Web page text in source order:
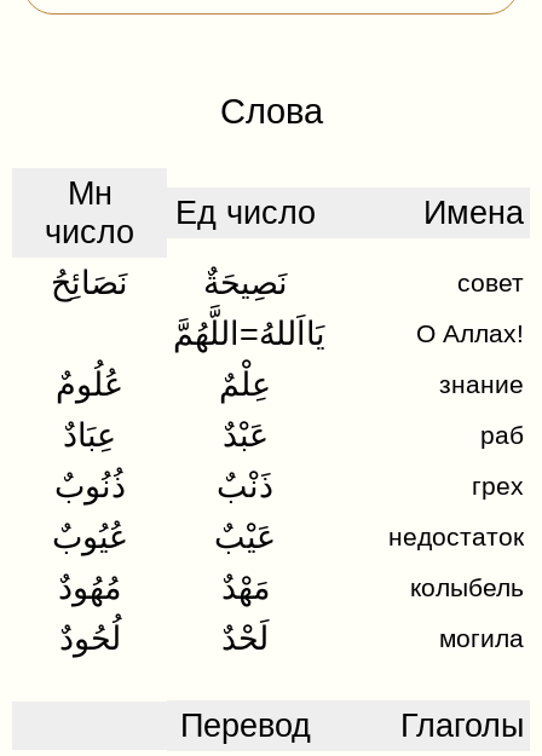
Слова
Мн
число
Ед число
Имена
نَصَائِحُ
نَصِيحَةٌ совет
يَااَللهُ=اللَّهُمَّ О Аллах!
عُلُومٌ عِلْمٌ знание
عِبَادٌ عَبْدٌ раб
ذُنُوبٌ ذَنْبٌ грех
عُيُوبٌ عَيْبٌ недостаток
مُهُودٌ مَهْدٌ колыбель
لُحُودٌ لَحْدٌ могила
Перевод
Глаголы
نَصِيحَةٌ
نَصَرَ
رَفَعَ
ذُنُوبٌ